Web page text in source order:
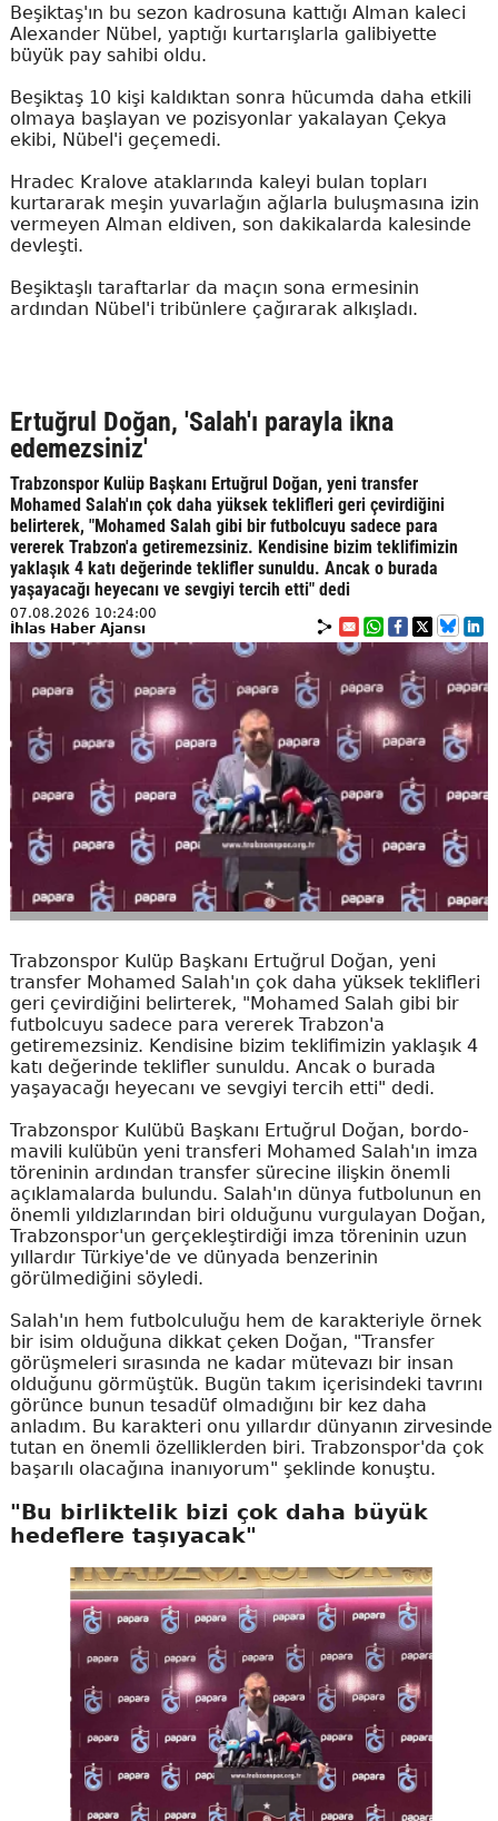
Beşiktaş'ın bu sezon kadrosuna kattığı Alman kaleci
Alexander Nübel, yaptığı kurtarışlarla galibiyette
büyük pay sahibi oldu.
Beşiktaş 10 kişi kaldıktan sonra hücumda daha etkili
olmaya başlayan ve pozisyonlar yakalayan Çekya
ekibi, Nübel'i geçemedi.
Hradec Kralove ataklarında kaleyi bulan topları
kurtararak meşin yuvarlağın ağlarla buluşmasına izin
vermeyen Alman eldiven, son dakikalarda kalesinde
devleşti.
Beşiktaşlı taraftarlar da maçın sona ermesinin
ardından Nübel'i tribünlere çağırarak alkışladı.
Ertuğrul Doğan, 'Salah'ı parayla ikna
edemezsiniz'
Trabzonspor Kulüp Başkanı Ertuğrul Doğan, yeni transfer
Mohamed Salah'ın çok daha yüksek teklifleri geri çevirdiğini
belirterek, "Mohamed Salah gibi bir futbolcuyu sadece para
vererek Trabzon'a getiremezsiniz. Kendisine bizim teklifimizin
yaklaşık 4 katı değerinde teklifler sunuldu. Ancak o burada
yaşayacağı heyecanı ve sevgiyi tercih etti" dedi
07.08.2026 10:24:00
İhlas Haber Ajansı
Trabzonspor Kulüp Başkanı Ertuğrul Doğan, yeni
transfer Mohamed Salah'ın çok daha yüksek teklifleri
geri çevirdiğini belirterek, "Mohamed Salah gibi bir
futbolcuyu sadece para vererek Trabzon'a
getiremezsiniz. Kendisine bizim teklifimizin yaklaşık 4
katı değerinde teklifler sunuldu. Ancak o burada
yaşayacağı heyecanı ve sevgiyi tercih etti" dedi.
Trabzonspor Kulübü Başkanı Ertuğrul Doğan, bordo-
mavili kulübün yeni transferi Mohamed Salah'ın imza
töreninin ardından transfer sürecine ilişkin önemli
açıklamalarda bulundu. Salah'ın dünya futbolunun en
önemli yıldızlarından biri olduğunu vurgulayan Doğan,
Trabzonspor'un gerçekleştirdiği imza töreninin uzun
yıllardır Türkiye'de ve dünyada benzerinin
görülmediğini söyledi.
Salah'ın hem futbolculuğu hem de karakteriyle örnek
bir isim olduğuna dikkat çeken Doğan, "Transfer
görüşmeleri sırasında ne kadar mütevazı bir insan
olduğunu görmüştük. Bugün takım içerisindeki tavrını
görünce bunun tesadüf olmadığını bir kez daha
anladım. Bu karakteri onu yıllardır dünyanın zirvesinde
tutan en önemli özelliklerden biri. Trabzonspor'da çok
başarılı olacağına inanıyorum" şeklinde konuştu.
"Bu birliktelik bizi çok daha büyük
hedeflere taşıyacak"